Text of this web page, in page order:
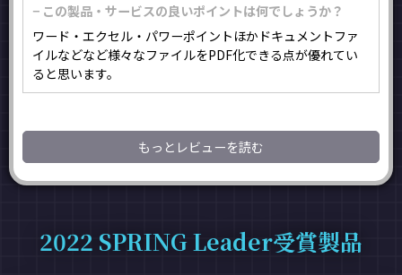
− この製品・サービスの良いポイントは何でしょうか？
ワード・エクセル・パワーポイントほかドキュメントファ
イルなどなど様々なファイルをPDF化できる点が優れてい
ると思います。
もっとレビューを読む
2022 SPRING Leader受賞製品